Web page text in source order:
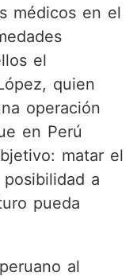
médicos en el
el
quien
operación
en Perú
matar el
a
pueda
al